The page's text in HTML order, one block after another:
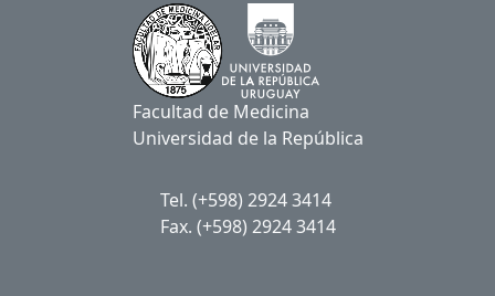
Facultad de Medicina
Universidad de la República
Tel. (+598) 2924 3414
Fax. (+598) 2924 3414